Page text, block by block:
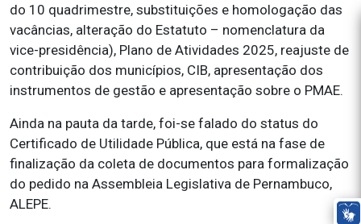
do 10 quadrimestre, substituições e homologação das
vacâncias, alteração do Estatuto – nomenclatura da
vice-presidência), Plano de Atividades 2025, reajuste de
contribuição dos municípios, CIB, apresentação dos
instrumentos de gestão e apresentação sobre o PMAE.
Ainda na pauta da tarde, foi-se falado do status do
Certificado de Utilidade Pública, que está na fase de
finalização da coleta de documentos para formalização
do pedido na Assembleia Legislativa de Pernambuco,
ALEPE.